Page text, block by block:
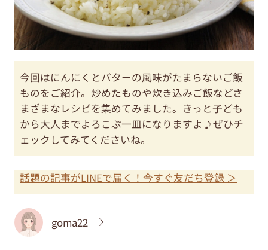
今回はにんにくとバターの風味がたまらないご飯
ものをご紹介。炒めたものや炊き込みご飯などさ
まざまなレシピを集めてみました。きっと子ども
から大人までよろこぶ一皿になりますよ♪ぜひチ
ェックしてみてくださいね。
話題の記事がLINEで届く！今すぐ友だち登録 ＞
goma22